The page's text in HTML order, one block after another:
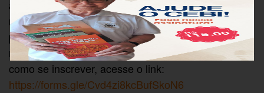
a educação popular, o perfil do educador popular,
mística, movimentos sociais, gênero, leitura
popular da Bíblia, a prática libertadora de Jesus,
mulheres na Bíblia, etc. Para maiores informações e
como se inscrever, acesse o link:
https://forms.gle/Cvd4zi8kcBufSkoN6